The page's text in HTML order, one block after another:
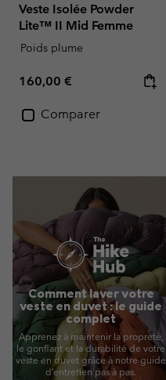
Veste Isolée Powder
Lite™ II Mid Femme
Poids plume
Regular price:
160,00 €
Comparer
Comment laver votre
veste en duvet : le guide
complet
Apprenez à maintenir la propreté,
le gonflant et la durabilité de votre
veste en duvet grâce à notre guide
d’entretien pas à pas.